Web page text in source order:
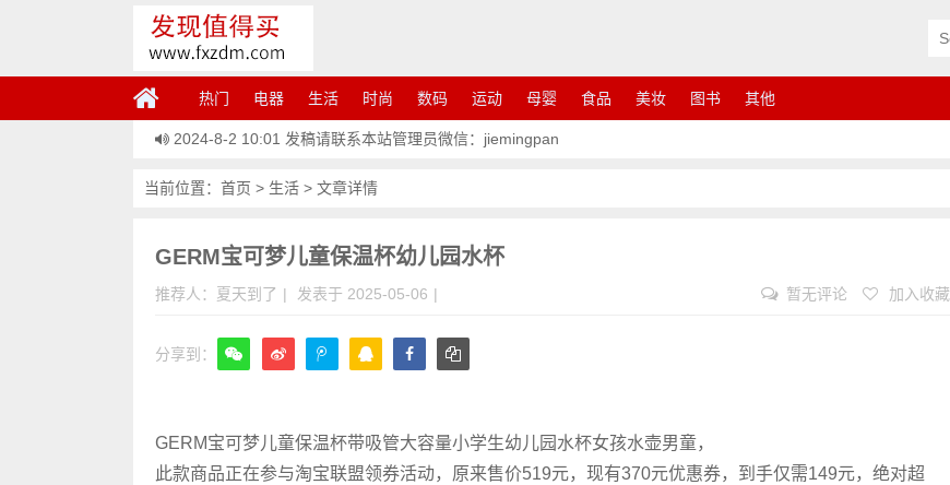
热门 电器 生活 时尚 数码 运动 母婴 食品 美妆 图书 其他
2024-8-2 10:01 发稿请联系本站管理员微信：jiemingpan
当前位置： 首页 > 生活 > 文章详情
GERM宝可梦儿童保温杯幼儿园水杯
推荐人：夏天到了 | 发表于 2025-05-06 | 暂无评论 加入收藏
分享到：
GERM宝可梦儿童保温杯带吸管大容量小学生幼儿园水杯女孩水壶男童，
此款商品正在参与淘宝联盟领券活动，原来售价519元，现有370元优惠券，到手仅需149元，绝对超